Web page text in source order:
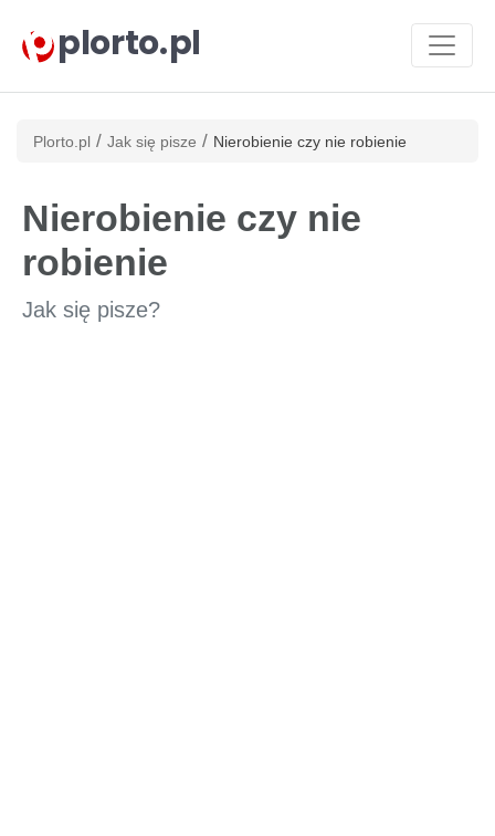
plorto.pl
Plorto.pl / Jak się pisze / Nierobienie czy nie robienie
Nierobienie czy nie
robienie
Jak się pisze?